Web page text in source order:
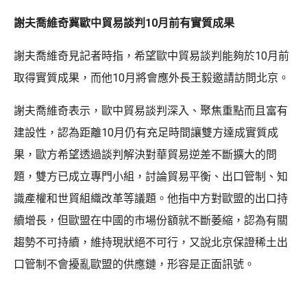
謝夫喬維奇冀歐中貿易談判10月前有實質成果
謝夫喬維奇見記者時指，希望歐中貿易談判能夠於10月前
取得實質成果，而他10月將會應外長王毅邀請訪問北京。
謝夫喬維奇表示，歐中貿易談判深入、聚焦重點而且富有
建設性，認為距離10月仍有充足時間讓雙方達成實質成
果，歐方希望透過談判解決對華貿易逆差不斷擴大的問
題，雙方已成立專門小組，討論貿易平衡、出口管制、知
識產權和世貿組織改革等議題。他指中方對歐盟的出口持
續增長，但歐盟在中國的市場份額就不斷萎縮，認為有關
趨勢不可持續，維持現狀絕不可行，又說北京保證稀土出
口管制不會擾亂歐盟的供應鏈，形容是正面訊號。